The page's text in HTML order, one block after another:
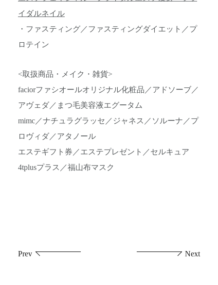
イダルネイル
・ファスティング／ファスティングダイエット／プ
ロテイン
<取扱商品・メイク・雑貨>
faciorファシオールオリジナル化粧品／アドソーブ／
アヴェダ／まつ毛美容液エグータム
mimc／ナチュラグラッセ／ジャネス／ソルーナ／プ
ロヴィダ／アタノール
エステギフト券／エステプレゼント／セルキュア
4tplusプラス／福山布マスク
Prev Next